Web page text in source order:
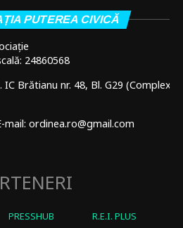
PUTEREA CIVICĂ
24860568
Brătianu nr. 48, Bl. G29 (Complex
mail: ordinea.ro@gmail.com
PRESSHUB R.E.I. PLUS